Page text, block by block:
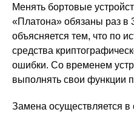
Менять бортовые
«Платона» обязаны раз в
объясняется тем, что по
средства
ошибки. Со временем
выполнять свои функции
Замена осуществляется